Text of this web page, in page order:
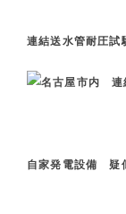
連結送水
自家発電設